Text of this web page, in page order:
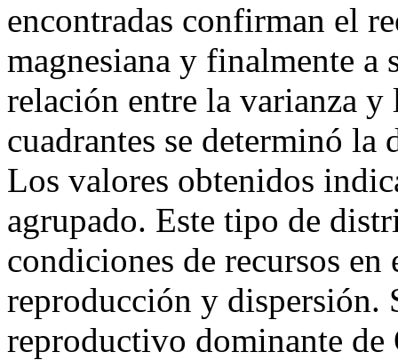
encontradas confirman el
magnesiana y finalmente
relación entre la varianza y
cuadrantes se determinó la
Los valores obtenidos
agrupado. Este tipo de
condiciones de recursos
reproducción y dispersión.
reproductivo dominante